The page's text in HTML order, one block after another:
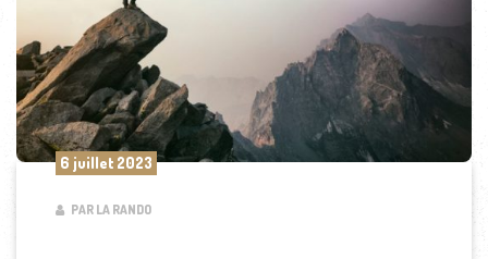
6 juillet 2023
PAR LA RANDO